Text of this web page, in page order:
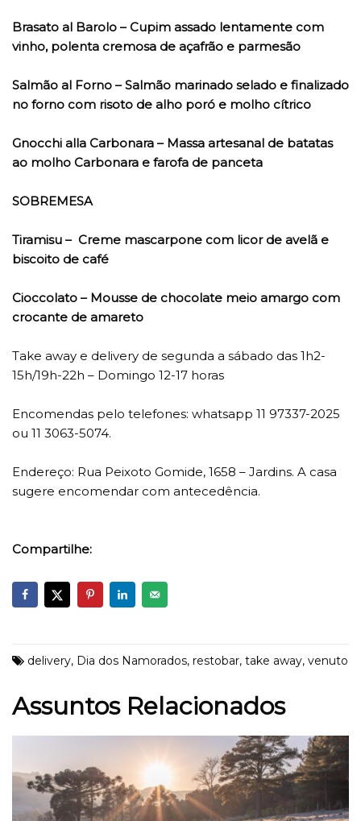
Brasato al Barolo – Cupim assado lentamente com
vinho, polenta cremosa de açafrão e parmesão
Salmão al Forno – Salmão marinado selado e finalizado
no forno com risoto de alho poró e molho cítrico
Gnocchi alla Carbonara – Massa artesanal de batatas
ao molho Carbonara e farofa de panceta
SOBREMESA
Tiramisu – Creme mascarpone com licor de avelã e
biscoito de café
Cioccolato – Mousse de chocolate meio amargo com
crocante de amareto
Take away e delivery de segunda a sábado das 1h2-
15h/19h-22h – Domingo 12-17 horas
Encomendas pelo telefones: whatsapp 11 97337-2025
ou 11 3063-5074.
Endereço: Rua Peixoto Gomide, 1658 – Jardins. A casa
sugere encomendar com antecedência.
Compartilhe:
delivery, Dia dos Namorados, restobar, take away, venuto
Assuntos Relacionados